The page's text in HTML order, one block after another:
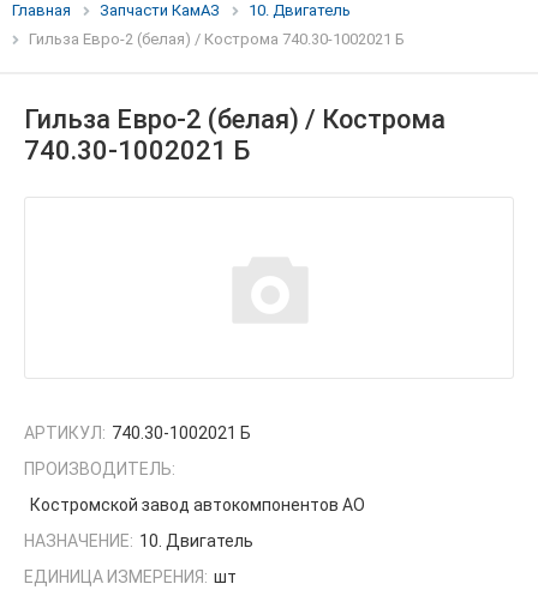
Главная Запчасти КамАЗ
10. Двигатель
Гильза Евро-2 (белая) / Кострома 740.30-1002021 Б
Гильза Евро-2 (белая) / Кострома
740.30-1002021 Б
АРТИКУЛ: 740.30-1002021 Б
ПРОИЗВОДИТЕЛЬ:
Костромской завод автокомпонентов АО
НАЗНАЧЕНИЕ: 10. Двигатель
ЕДИНИЦА ИЗМЕРЕНИЯ: шт